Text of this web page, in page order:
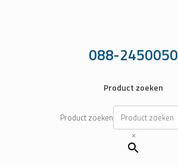
088-2450050
Product zoeken
Product zoeken
×